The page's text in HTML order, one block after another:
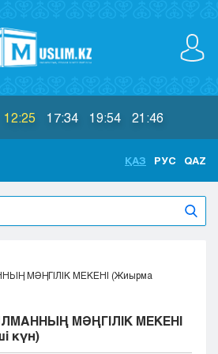
12:25 17:34 19:54 21:46
ҚАЗ РУС QAZ
МӘҢГІЛІК МЕКЕНІ (Жиырма
МӘҢГІЛІК МЕКЕНІ
күн)